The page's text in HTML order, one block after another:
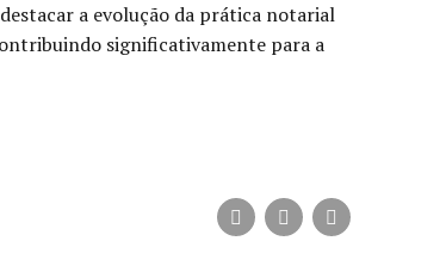
a evolução da prática notarial
significativamente para a